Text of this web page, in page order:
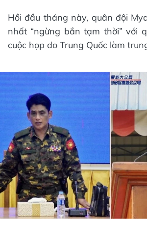
Hồi đầu tháng này, quân đội
nhất “ngừng bắn tạm thời” với
cuộc họp do Trung Quốc làm